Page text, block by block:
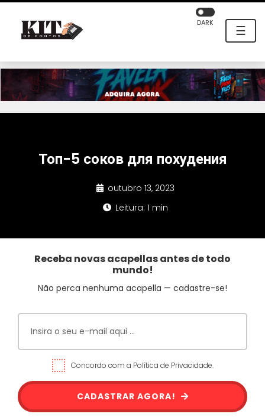
☰
DARK
Топ-5 соков для похудения
outubro 13, 2023
Leitura: 1 min
Receba novas acapellas antes de todo
mundo!
Não perca nenhuma acapella — cadastre-se!
Concordo com a Política de Privacidade.
CADASTRAR AGORA!